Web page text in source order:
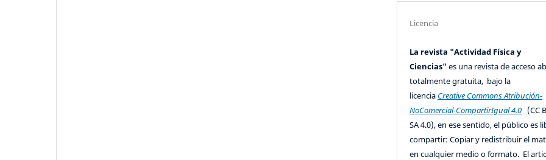
Licencia
La revista "Actividad Física y
Ciencias"es una revista de acceso
totalmente gratuita, bajo la
licencia Creative Commons Atribución-
NoComercial-CompartirIgual 4.0 (CC
SA 4.0), en ese sentido, el público es
compartir: Copiar y redistribuir el
en cualquier medio o formato. El